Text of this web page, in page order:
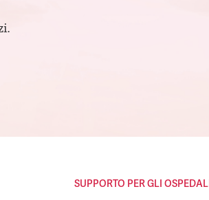
SUPPORTO PER GLI OSPEDALI